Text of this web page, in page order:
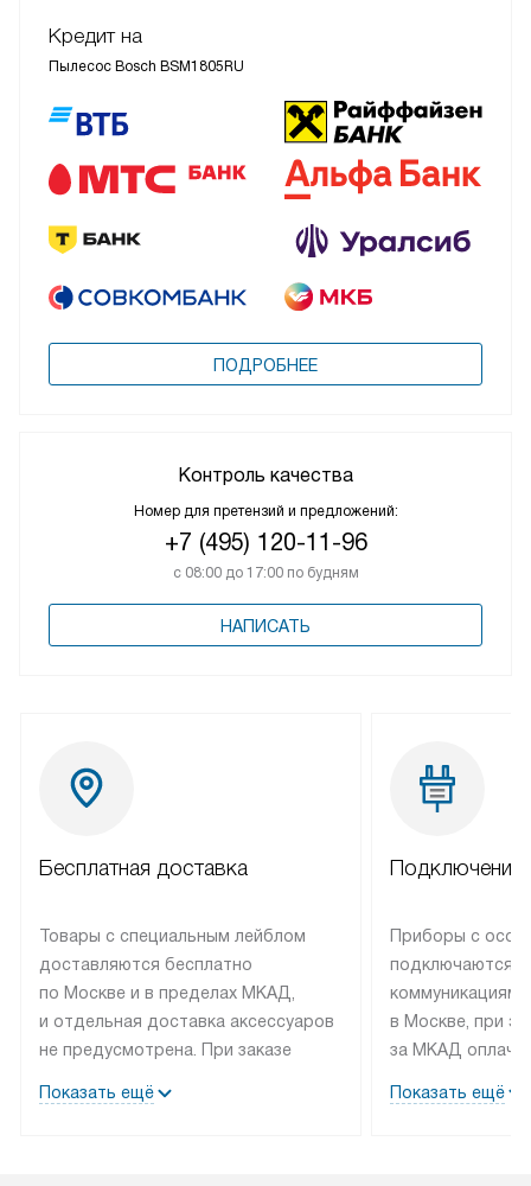
Кредит на
Пылесос Bosch BSM1805RU
ПОДРОБНЕЕ
Контроль качества
Номер для претензий и предложений:
+7 (495) 120-11-96
с 08:00 до 17:00 по будням
НАПИСАТЬ
Бесплатная доставка
Товары с специальным лейблом
доставляются бесплатно
по Москве и в пределах МКАД,
и отдельная доставка аксессуаров
не предусмотрена. При заказе
рекомендуем обсудить
Показать ещё
Подключение
Приборы с
подключаются к
коммуникациям
в Москве, при
за МКАД
партнера
Показать ещё